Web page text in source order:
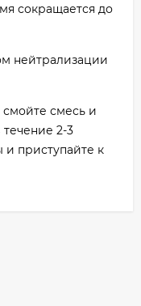
сокращается до
нейтрализации
смойте смесь и
2-3
и приступайте к